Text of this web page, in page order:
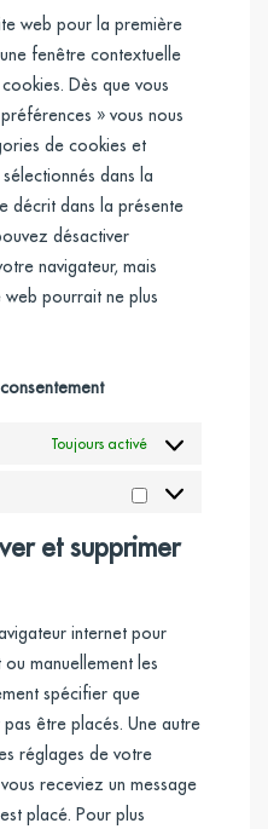
divers
web pour la première
fenêtre contextuelle
Dès que vous
» vous nous
de cookies et
dans la
décrit dans la présente
désactiver
navigateur, mais
pourrait ne plus
Toujours activé
Statistiques
et supprimer
internet pour
manuellement les
spécifier que
être placés. Une autre
réglages de votre
receviez un message
placé. Pour plus